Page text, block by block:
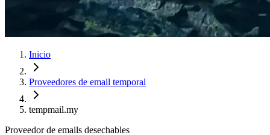
Inicio
Proveedores de email temporal
tempmail.my
Proveedor de emails desechables